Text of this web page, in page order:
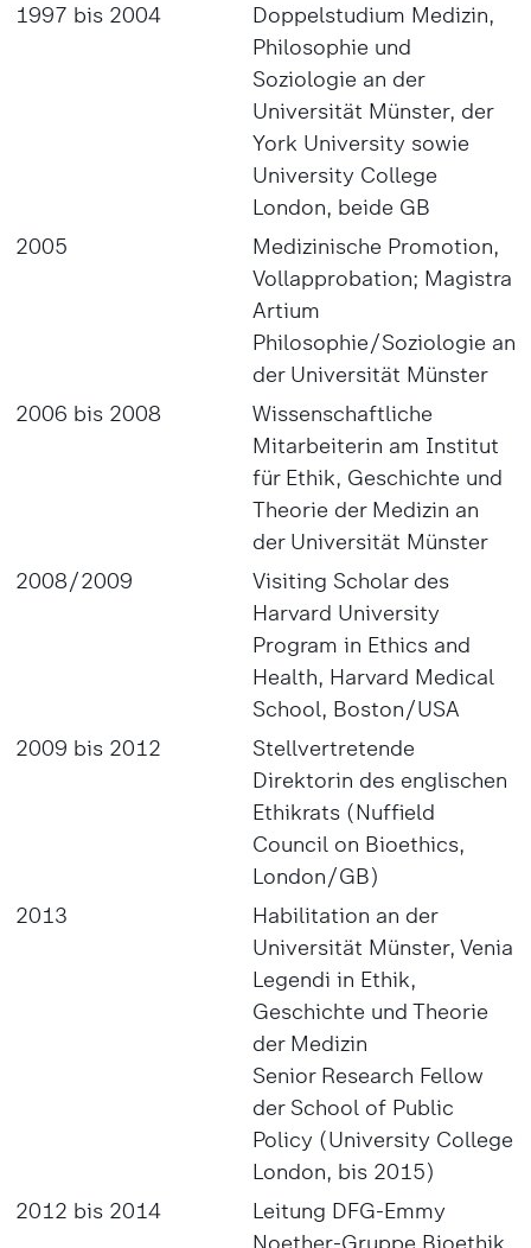
1997 bis 2004
Doppelstudium Medizin,
Philosophie und
Soziologie an der
Universität Münster, der
York University sowie
University College
London, beide GB
2005
Medizinische Promotion,
Vollapprobation; Magistra
Artium
Philosophie/Soziologie an
der Universität Münster
2006 bis 2008
Wissenschaftliche
Mitarbeiterin am Institut
für Ethik, Geschichte und
Theorie der Medizin an
der Universität Münster
2008/2009
Visiting Scholar des
Harvard University
Program in Ethics and
Health, Harvard Medical
School, Boston/USA
2009 bis 2012
Stellvertretende
Direktorin des englischen
Ethikrats (Nuffield
Council on Bioethics,
London/GB)
2013
Habilitation an der
Universität Münster, Venia
Legendi in Ethik,
Geschichte und Theorie
der Medizin
Senior Research Fellow
der School of Public
Policy (University College
London, bis 2015)
2012 bis 2014
Leitung DFG-Emmy